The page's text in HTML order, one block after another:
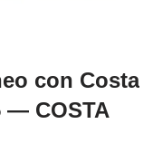
con Costa
— COSTA